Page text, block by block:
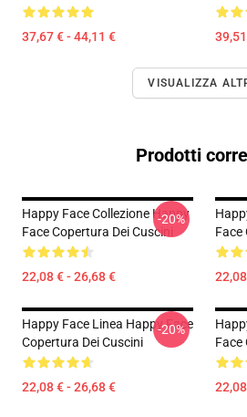
37,67 € - 44,11 €
VISUALIZZA
Prodotti
Happy Face Collezione Happy
Face Copertura Dei Cuscini
22,08 € - 26,68 €
-20%
Face
Happy Face Linea Happy Face
Copertura Dei Cuscini
22,08 € - 26,68 €
-20%
Face